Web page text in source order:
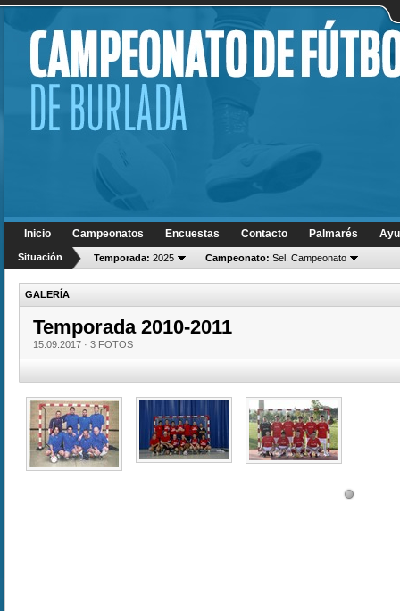
Inicio Campeonatos Encuestas Contacto Palmarés
Situación Temporada: 2025 Campeonato: Sel. Campeonato
GALERÍA
Temporada 2010-2011
15.09.2017 · 3 FOTOS